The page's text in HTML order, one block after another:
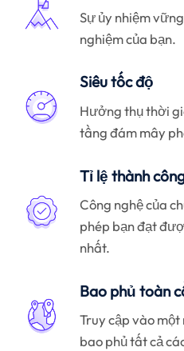
Sự ủy nhiệm
nghiệm của bạn.
Siêu tốc độ
Hưởng thụ thời
tầng đám mây
Tỉ lệ thành
Công nghệ của
phép bạn đạt
nhất.
Bao phủ toàn
Truy cập vào
bao phủ tất cả